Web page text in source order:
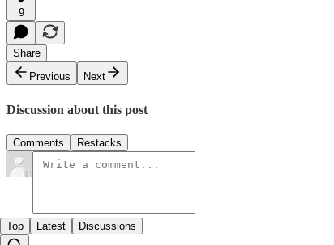
9
Share
Previous
Next
Discussion about this post
Comments Restacks
Top Latest Discussions